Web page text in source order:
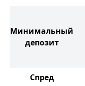
Минимальный
депозит
Спред